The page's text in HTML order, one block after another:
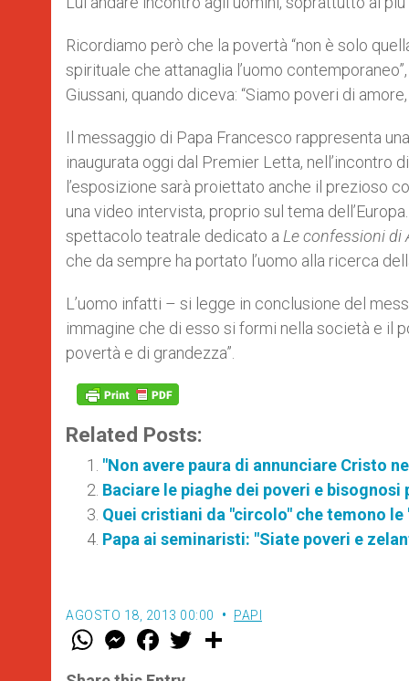
Ricordiamo però che la povertà “non è solo
spirituale che attanaglia l’uomo
Giussani, quando diceva: “Siamo poveri di
Il messaggio di Papa Francesco rappresenta
inaugurata oggi dal Premier Letta, nell’incontro
l’esposizione sarà proiettato anche il prezioso
una video intervista, proprio sul tema
spettacolo teatrale dedicato a Le confessioni di
che da sempre ha portato l’uomo alla ricerca
L’uomo infatti – si legge in conclusione del
immagine che di esso si formi nella società e il
povertà e di grandezza”.
Related Posts:
"Non avere paura di annunciare Cristo
Baciare le piaghe dei poveri e bisognosi
Quei cristiani da "circolo" che temono
Papa ai seminaristi: "Siate poveri e
AGOSTO 18, 2013 00:00 PAPI
W
t
M
e
s
F
a
e
w